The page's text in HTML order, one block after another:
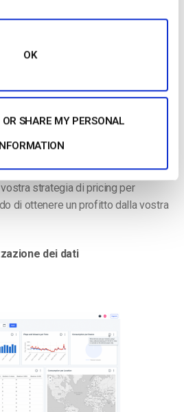
OK
SHARE MY PERSONAL
dover pagare dei freelance
complicata è la vostra piattaforma,
conseguenza, tanto più costoso
essere calcolate bene e
strategia di pricing per
di ottenere un profitto dalla vostra
dei dati